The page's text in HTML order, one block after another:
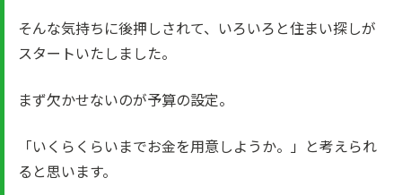
そんな気持ちに後押しされて、いろいろと住まい探しが
スタートいたしました。
まず欠かせないのが予算の設定。
「いくらくらいまでお金を用意しようか。」と考えられ
ると思います。